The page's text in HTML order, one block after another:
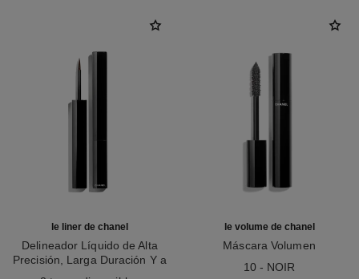
le liner de chanel
Delineador Líquido de Alta
Precisión, Larga Duración Y a
le volume de chanel
Máscara Volumen
10 - NOIR